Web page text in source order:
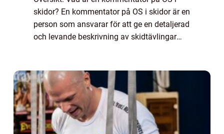
skidor? En kommentator på OS i skidor är en
person som ansvarar för att ge en detaljerad
och levande beskrivning av skidtävlingar